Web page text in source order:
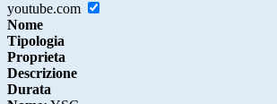
youtube.com
Nome
Tipologia
Proprieta
Descrizione
Durata